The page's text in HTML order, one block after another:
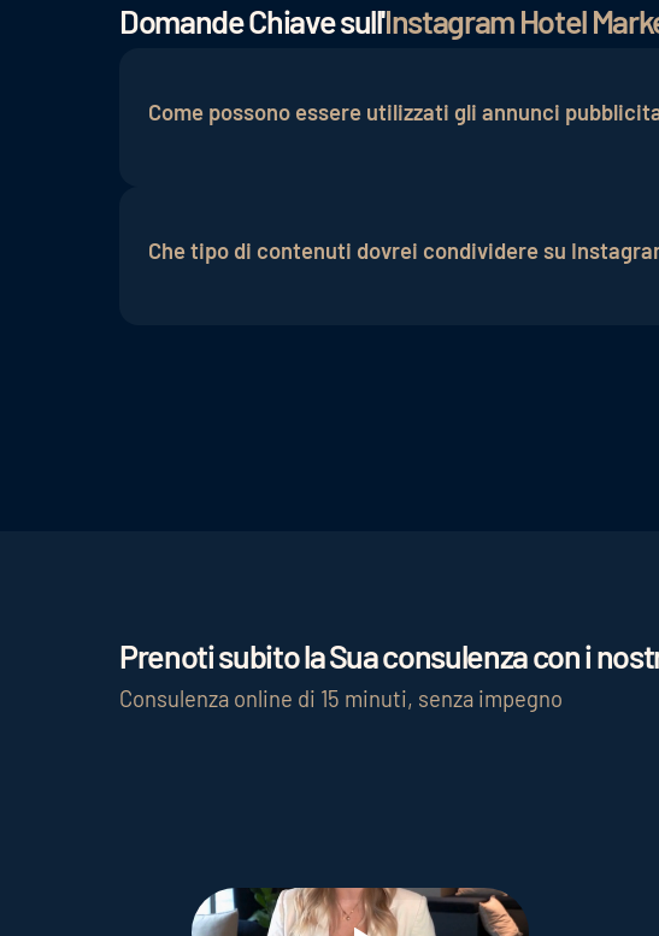
Domande Chiave sull'Instagram Hotel
Come possono essere utilizzati gli annunci
l'interesse del pubblico e convincerlo a prenotare
Che tipo di contenuti dovrei condividere su
Prenoti subito la Sua consulenza con i
Consulenza online di 15 minuti, senza impegno